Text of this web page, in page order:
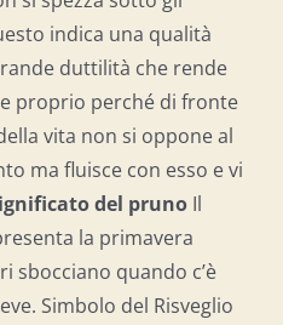
indica una qualità
duttilità che rende
proprio perché di fronte
vita non si oppone al
ma fluisce con esso e vi
del pruno Il
la primavera
sbocciano quando c’è
Simbolo del Risveglio